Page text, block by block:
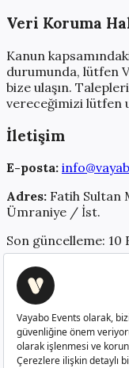
Veri Koruma
Kanun
durumunda, lütfen
bize ulaşın.
vereceğimizi lütfen
İletişim
E-posta:
Adres: Fatih Sultan
Ümraniye / İst.
Son güncelleme: 10
Creatorlerı